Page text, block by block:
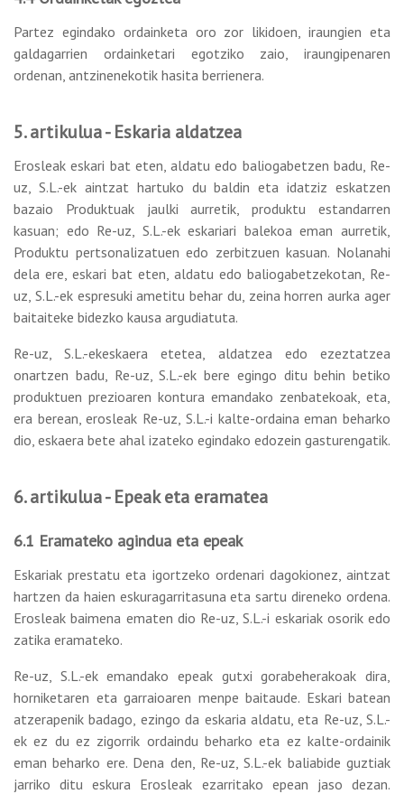
Partez egindako ordainketa oro zor likidoen, iraungien eta
galdagarrien ordainketari egotziko zaio, iraungipenaren
ordenan, antzinenekotik hasita berrienera.
5. artikulua - Eskaria aldatzea
Erosleak eskari bat eten, aldatu edo baliogabetzen badu, Re-
uz, S.L.-ek aintzat hartuko du baldin eta idatziz eskatzen
bazaio Produktuak jaulki aurretik, produktu estandarren
kasuan; edo Re-uz, S.L.-ek eskariari balekoa eman aurretik,
Produktu pertsonalizatuen edo zerbitzuen kasuan. Nolanahi
dela ere, eskari bat eten, aldatu edo baliogabetzekotan, Re-
uz, S.L.-ek espresuki ametitu behar du, zeina horren aurka ager
baitaiteke bidezko kausa argudiatuta.
Re-uz, S.L.-ekeskaera etetea, aldatzea edo ezeztatzea
onartzen badu, Re-uz, S.L.-ek bere egingo ditu behin betiko
produktuen prezioaren kontura emandako zenbatekoak, eta,
era berean, erosleak Re-uz, S.L.-i kalte-ordaina eman beharko
dio, eskaera bete ahal izateko egindako edozein gasturengatik.
6. artikulua - Epeak eta eramatea
6.1 Eramateko agindua eta epeak
Eskariak prestatu eta igortzeko ordenari dagokionez, aintzat
hartzen da haien eskuragarritasuna eta sartu direneko ordena.
Erosleak baimena ematen dio Re-uz, S.L.-i eskariak osorik edo
zatika eramateko.
Re-uz, S.L.-ek emandako epeak gutxi gorabeherakoak dira,
horniketaren eta garraioaren menpe baitaude. Eskari batean
atzerapenik badago, ezingo da eskaria aldatu, eta Re-uz, S.L.-
ek ez du ez zigorrik ordaindu beharko eta ez kalte-ordainik
eman beharko ere. Dena den, Re-uz, S.L.-ek baliabide guztiak
jarriko ditu eskura Erosleak ezarritako epean jaso dezan.